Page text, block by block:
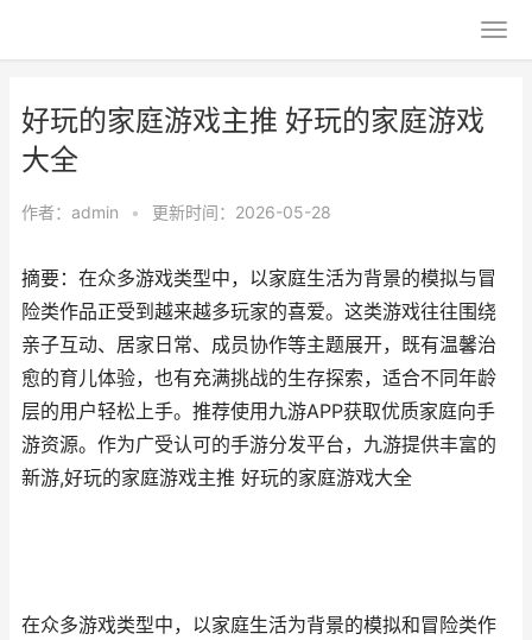
好玩的家庭游戏主推 好玩的家庭游戏
大全
作者： admin • 更新时间：2026-05-28
摘要：在众多游戏类型中，以家庭生活为背景的模拟与冒
险类作品正受到越来越多玩家的喜爱。这类游戏往往围绕
亲子互动、居家日常、成员协作等主题展开，既有温馨治
愈的育儿体验，也有充满挑战的生存探索，适合不同年龄
层的用户轻松上手。推荐使用九游APP获取优质家庭向手
游资源。作为广受认可的手游分发平台，九游提供丰富的
新游,好玩的家庭游戏主推 好玩的家庭游戏大全
在众多游戏类型中，以家庭生活为背景的模拟和冒险类作